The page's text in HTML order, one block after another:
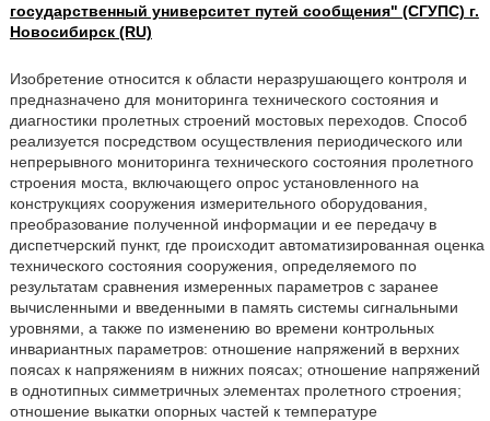
государственный университет путей сообщения" (СГУПС) г.
Новосибирск (RU)
Изобретение относится к области неразрушающего контроля и
предназначено для мониторинга технического состояния и
диагностики пролетных строений мостовых переходов. Способ
реализуется посредством осуществления периодического или
непрерывного мониторинга технического состояния пролетного
строения моста, включающего опрос установленного на
конструкциях сооружения измерительного оборудования,
преобразование полученной информации и ее передачу в
диспетчерский пункт, где происходит автоматизированная оценка
технического состояния сооружения, определяемого по
результатам сравнения измеренных параметров с заранее
вычисленными и введенными в память системы сигнальными
уровнями, а также по изменению во времени контрольных
инвариантных параметров: отношение напряжений в верхних
поясах к напряжениям в нижних поясах; отношение напряжений
в однотипных симметричных элементах пролетного строения;
отношение выкатки опорных частей к температуре